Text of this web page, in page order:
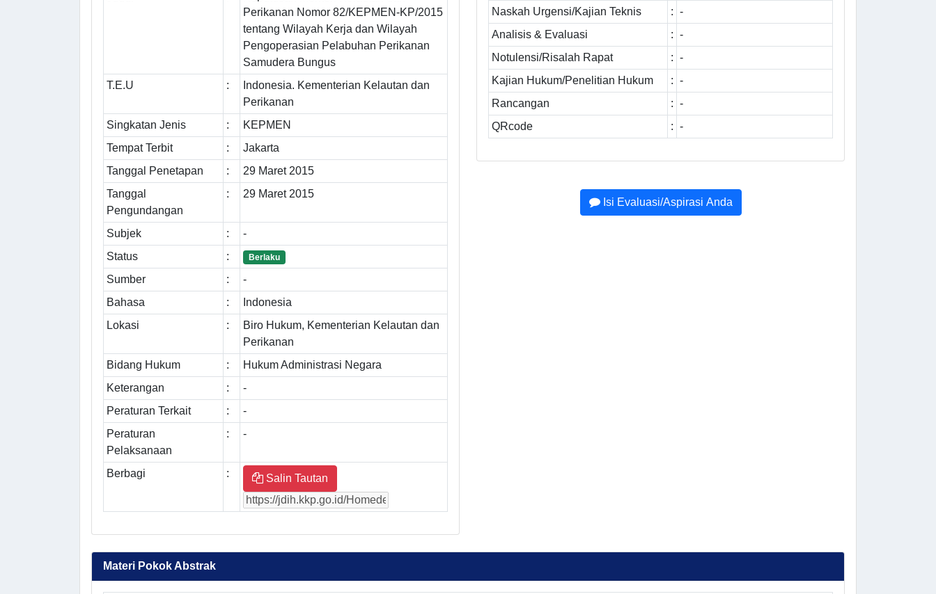
Perikanan Nomor 82/KEPMEN-KP/2015
tentang Wilayah Kerja dan Wilayah
Pengoperasian Pelabuhan Perikanan
Samudera Bungus
T.E.U
:
Indonesia. Kementerian Kelautan dan
Perikanan
Singkatan Jenis
:
KEPMEN
Tempat Terbit
:
Jakarta
Tanggal Penetapan
:
29 Maret 2015
Tanggal
Pengundangan
: 29 Maret 2015
Subjek :
-
Status
: Berlaku
Sumber :
-
Bahasa
:
Indonesia
Lokasi
:
Biro Hukum, Kementerian Kelautan dan
Perikanan
Bidang Hukum
:
Hukum Administrasi Negara
Keterangan
:
-
Peraturan Terkait
:
-
Peraturan
Pelaksanaan
: -
Berbagi : Salin Tautan
Naskah Urgensi/Kajian Teknis
: -
Analisis & Evaluasi
: -
Notulensi/Risalah Rapat
: -
Kajian Hukum/Penelitian Hukum
: -
Rancangan
: -
QRcode
: -
Isi Evaluasi/Aspirasi Anda
Materi Pokok Abstrak